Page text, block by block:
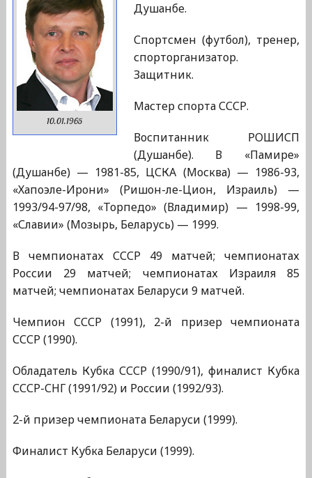
10.01.1965
Душанбе.
Спортсмен (футбол), тренер,
спорторганизатор.
Защитник.
Мастер спорта СССР.
Воспитанник РОШИСП
(Душанбе). В «Памире»
(Душанбе) — 1981-85, ЦСКА (Москва) — 1986-93,
«Хапоэле-Ирони» (Ришон-ле-Цион, Израиль) —
1993/94-97/98, «Торпедо» (Владимир) — 1998-99,
«Славии» (Мозырь, Беларусь) — 1999.
В чемпионатах СССР 49 матчей; чемпионатах
России 29 матчей; чемпионатах Израиля 85
матчей; чемпионатах Беларуси 9 матчей.
Чемпион СССР (1991), 2-й призер чемпионата
СССР (1990).
Обладатель Кубка СССР (1990/91), финалист Кубка
СССР-СНГ (1991/92) и России (1992/93).
2-й призер чемпионата Беларуси (1999).
Финалист Кубка Беларуси (1999).